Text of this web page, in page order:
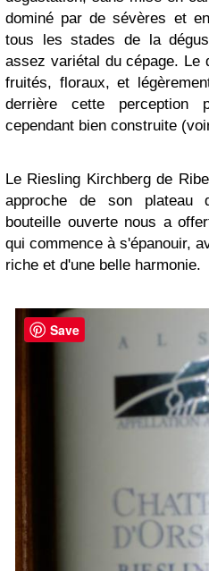
dominé par de sévères et
tous les stades de la
assez variétal du cépage. Le
fruités, floraux, et
derrière cette perception
cependant bien construite
Le Riesling Kirchberg de
approche de son plateau
bouteille ouverte nous a
qui commence à s'épanouir,
riche et d'une belle harmonie.
Save